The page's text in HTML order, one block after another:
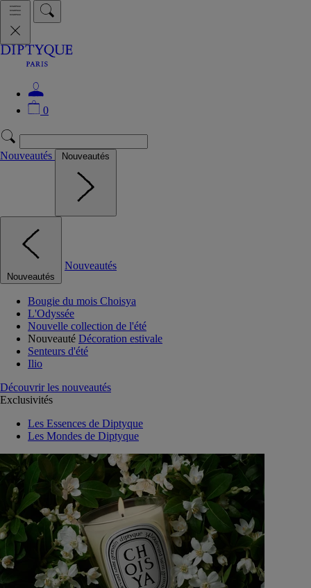
0
Nouveautés Nouveautés
Nouveautés
Nouveautés
Bougie du mois Choisya
L'Odyssée
Nouvelle collection de l'été
Nouveauté Décoration estivale
Senteurs d'été
Ilio
Découvrir les nouveautés
Exclusivités
Les Essences de Diptyque
Les Mondes de Diptyque